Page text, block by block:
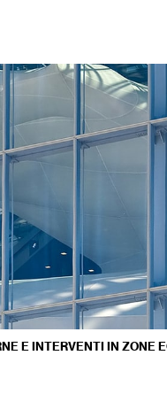
E INTERVENTI IN ZONE